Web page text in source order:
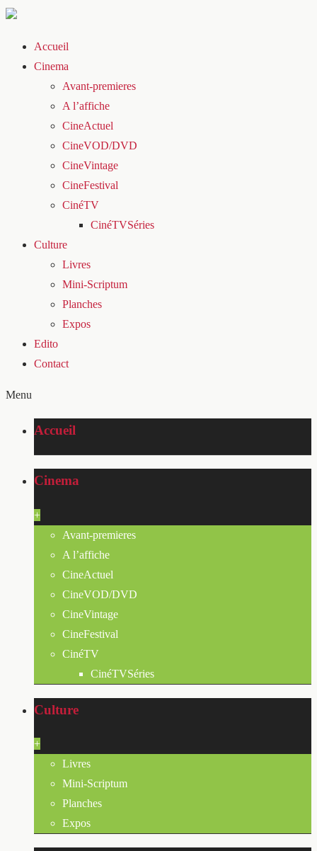
Accueil
Cinema
Avant-premieres
A l’affiche
CineActuel
CineVOD/DVD
CineVintage
CineFestival
CinéTV
CinéTVSéries
Culture
Livres
Mini-Scriptum
Planches
Expos
Edito
Contact
Menu
Accueil
Cinema
+
Avant-premieres
A l’affiche
CineActuel
CineVOD/DVD
CineVintage
CineFestival
CinéTV
CinéTVSéries
Culture
+
Livres
Mini-Scriptum
Planches
Expos